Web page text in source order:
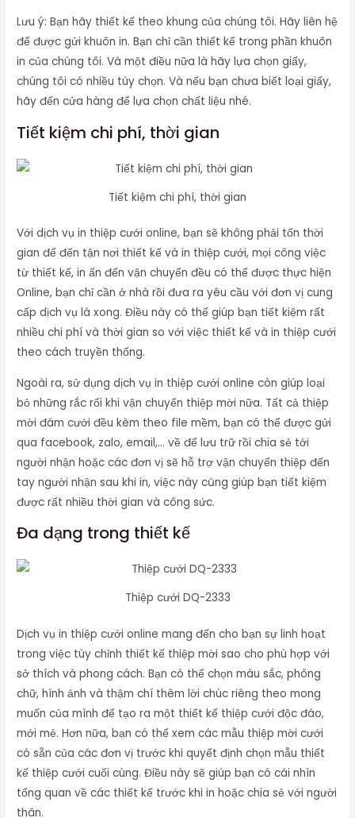
Lưu ý: Bạn hãy thiết kế theo khung của chúng tôi. Hãy liên hệ
để được gửi khuôn in. Bạn chỉ cần thiết kế trong phần khuôn
in của chúng tôi. Và một điều nữa là hãy lựa chọn giấy,
chúng tôi có nhiều tùy chọn. Và nếu bạn chưa biết loại giấy,
hãy đến cửa hàng để lựa chọn chất liệu nhé.
Tiết kiệm chi phí, thời gian
Tiết kiệm chi phí, thời gian
Với dịch vụ in thiệp cưới online, bạn sẽ không phải tốn thời
gian để đến tận nơi thiết kế và in thiệp cưới, mọi công việc
từ thiết kế, in ấn đến vận chuyển đều có thể được thực hiện
Online, bạn chỉ cần ở nhà rồi đưa ra yêu cầu với đơn vị cung
cấp dịch vụ là xong. Điều này có thể giúp bạn tiết kiệm rất
nhiều chi phí và thời gian so với việc thiết kế và in thiệp cưới
theo cách truyền thống.
Ngoài ra, sử dụng dịch vụ in thiệp cưới online còn giúp loại
bỏ những rắc rối khi vận chuyển thiệp mời nữa. Tất cả thiệp
mời đám cưới đều kèm theo file mềm, bạn có thể được gửi
qua facebook, zalo, email,… về để lưu trữ rồi chia sẻ tới
người nhận hoặc các đơn vị sẽ hỗ trợ vận chuyển thiệp đến
tay người nhận sau khi in, việc này cũng giúp bạn tiết kiệm
được rất nhiều thời gian và công sức.
Đa dạng trong thiết kế
Thiệp cưới DQ-2333
Dịch vụ in thiệp cưới online mang đến cho bạn sự linh hoạt
trong việc tùy chỉnh thiết kế thiệp mời sao cho phù hợp với
sở thích và phong cách. Bạn có thể chọn màu sắc, phông
chữ, hình ảnh và thậm chí thêm lời chúc riêng theo mong
muốn của mình để tạo ra một thiết kế thiệp cưới độc đáo,
mới mẻ. Hơn nữa, bạn có thể xem các mẫu thiệp mời cưới
có sẵn của các đơn vị trước khi quyết định chọn mẫu thiết
kế thiệp cưới cuối cùng. Điều này sẽ giúp bạn có cái nhìn
tổng quan về các thiết kế trước khi in hoặc chia sẻ với người
thân.